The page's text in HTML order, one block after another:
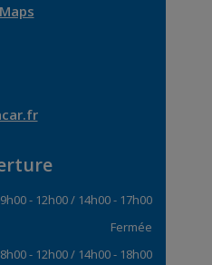
- 12h00/ 14h00- 17h00
Fermée
- 12h00/ 14h00- 18h00